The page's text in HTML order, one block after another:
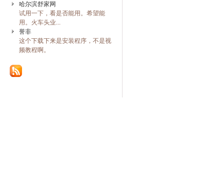
哈尔滨舒家网
试用一下，看是否能用。希望能
用。火车头业...
誉非
这个下载下来是安装程序，不是视
频教程啊。